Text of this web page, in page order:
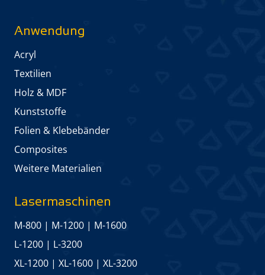
Anwendung
Acryl
Textilien
Holz & MDF
Kunststoffe
Folien & Klebebänder
Composites
Weitere Materialien
Lasermaschinen
M-800 | M-1200 | M-1600
L-1200 | L-3200
XL-1200 | XL-1600 | XL-3200